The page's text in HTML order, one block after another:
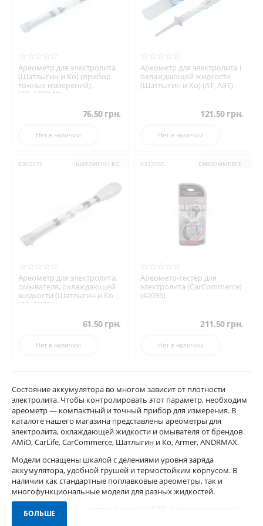
Ареометр для электролита
(Шатлыгин и Ко) (прибор
точных измерений)
(АТ_АВТЭ41)
76.50 грн.
Нет в наличии
Ареометр для электролита і
охлаждающей жидкости
(Шатлыгин и Ко) (АТ_АЭТ)
121.50 грн.
Нет в наличии
0302576 ШАТЛИГІН І КО
Ареометр для электролита,
омывателя, охлаждающей
жидкости (Шатлыгин и Ко)
(АТ_АУ31)
61.50 грн.
Нет в наличии
0312965 CARCOMMERCE
Ареометр-тестер для
электролита (CarCommerce)
(42036)
211.50 грн.
Нет в наличии
Состояние аккумулятора во многом зависит от плотности
электролита. Чтобы контролировать этот параметр, необходим
ареометр — компактный и точный прибор для измерения. В
каталоге нашего магазина представлены ареометры для
электролита, охлаждающей жидкости и омывателя от брендов
AMiO, CarLife, CarCommerce, Шатлыгин и Ко, Armer, ANDRMAX.
Модели оснащены шкалой с делениями уровня заряда
аккумулятора, удобной грушей и термостойким корпусом. В
наличии как стандартные поплавковые ареометры, так и
многофункциональные модели для разных жидкостей.
Ареометры широко используются на СТО, в автомастерских и
частных гаражах. Они не требуют питания, дают быстрый
БОЛЬШЕ